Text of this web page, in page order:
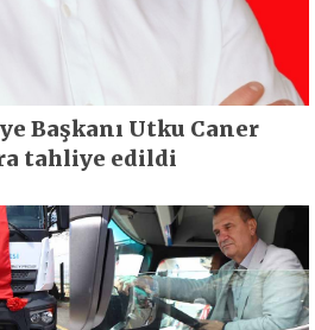
Başkanı Utku Caner
tahliye edildi